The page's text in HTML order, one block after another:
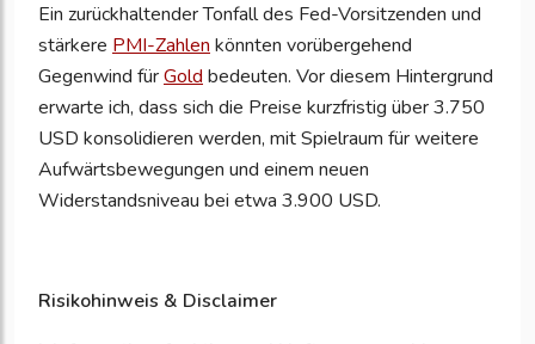
Ein zurückhaltender Tonfall des Fed-Vorsitzenden und
stärkere PMI-Zahlen könnten vorübergehend
Gegenwind fürGold bedeuten. Vor diesem Hintergrund
erwarte ich, dass sich die Preise kurzfristig über 3.750
USD konsolidieren werden, mit Spielraum für weitere
Aufwärtsbewegungen und einem neuen
Widerstandsniveau bei etwa 3.900 USD.
Risikohinweis & Disclaimer